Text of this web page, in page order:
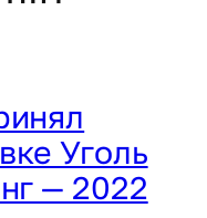
Уголь
— 2022